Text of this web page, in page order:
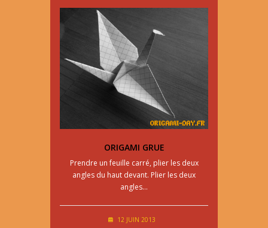
ORIGAMI GRUE
Prendre un feuille carré, plier les deux
angles du haut devant. Plier les deux
angles…
12 JUIN 2013